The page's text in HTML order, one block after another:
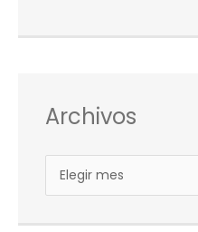
Archivos